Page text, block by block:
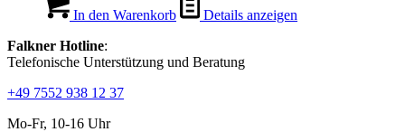
In den Warenkorb
Details anzeigen
Falkner Hotline:
Telefonische Unterstützung und Beratung
+49 7552 938 12 37
Mo-Fr, 10-16 Uhr